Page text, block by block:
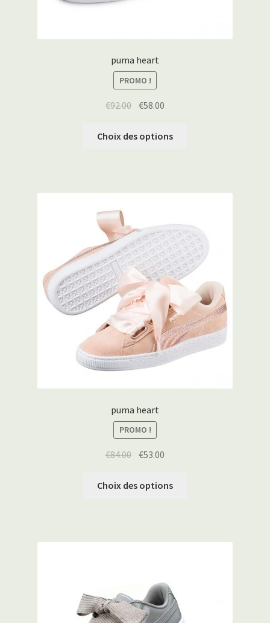
puma heart
PROMO !
€92.00 €58.00
Choix des options
puma heart
PROMO !
€84.00 €53.00
Choix des options